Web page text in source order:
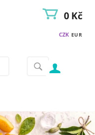
CZK EUR
0 Kč